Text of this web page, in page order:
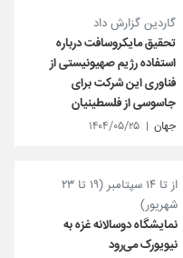
گاردین گزارش داد
تحقیق مایکروسافت درباره
استفاده رژیم صهیونیستی از
فناوری این شرکت برای
جاسوسی از فلسطینیان
جهان ۱۴۰۴/۰۵/۲۵
از تا ۱۴ سپتامبر (۱۹ تا ۲۳
شهریور)
نمایشگاه دوسالانه غزه به
نیویورک می‌رود